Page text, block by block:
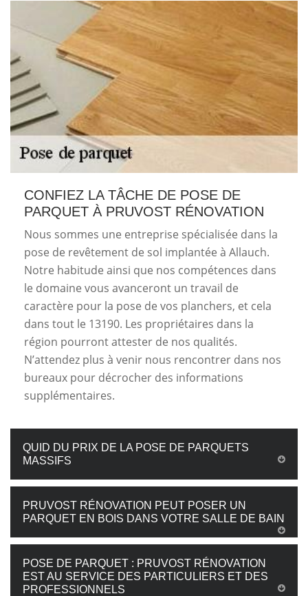
CONFIEZ LA TÂCHE DE POSE DE
PARQUET À PRUVOST RÉNOVATION
Nous sommes une entreprise spécialisée dans la
pose de revêtement de sol implantée à Allauch.
Notre habitude ainsi que nos compétences dans
le domaine vous avanceront un travail de
caractère pour la pose de vos planchers, et cela
dans tout le 13190. Les propriétaires dans la
région pourront attester de nos qualités.
N’attendez plus à venir nous rencontrer dans nos
bureaux pour décrocher des informations
supplémentaires.
QUID DU PRIX DE LA POSE DE PARQUETS
MASSIFS
PRUVOST RÉNOVATION PEUT POSER UN
PARQUET EN BOIS DANS VOTRE SALLE DE BAIN
POSE DE PARQUET : PRUVOST RÉNOVATION
EST AU SERVICE DES PARTICULIERS ET DES
PROFESSIONNELS